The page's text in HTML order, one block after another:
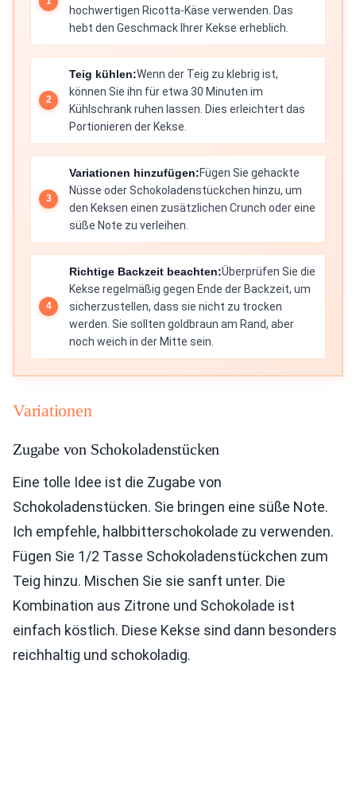
hochwertigen Ricotta-Käse verwenden. Das
hebt den Geschmack Ihrer Kekse erheblich.
Teig kühlen:Wenn der Teig zu klebrig ist,
können Sie ihn für etwa 30 Minuten im
Kühlschrank ruhen lassen. Dies erleichtert das
Portionieren der Kekse.
Variationen hinzufügen:Fügen Sie gehackte
Nüsse oder Schokoladenstückchen hinzu, um
den Keksen einen zusätzlichen Crunch oder eine
süße Note zu verleihen.
Richtige Backzeit beachten:Überprüfen Sie die
Kekse regelmäßig gegen Ende der Backzeit, um
sicherzustellen, dass sie nicht zu trocken
werden. Sie sollten goldbraun am Rand, aber
noch weich in der Mitte sein.
Variationen
Zugabe von Schokoladenstücken
Eine tolle Idee ist die Zugabe von
Schokoladenstücken. Sie bringen eine süße Note.
Ich empfehle, halbbitterschokolade zu verwenden.
Fügen Sie 1/2 Tasse Schokoladenstückchen zum
Teig hinzu. Mischen Sie sie sanft unter. Die
Kombination aus Zitrone und Schokolade ist
einfach köstlich. Diese Kekse sind dann besonders
reichhaltig und schokoladig.